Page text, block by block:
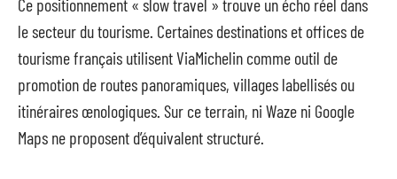
Ce positionnement « slow travel » trouve un écho réel dans
le secteur du tourisme. Certaines destinations et offices de
tourisme français utilisent ViaMichelin comme outil de
promotion de routes panoramiques, villages labellisés ou
itinéraires œnologiques. Sur ce terrain, ni Waze ni Google
Maps ne proposent d’équivalent structuré.